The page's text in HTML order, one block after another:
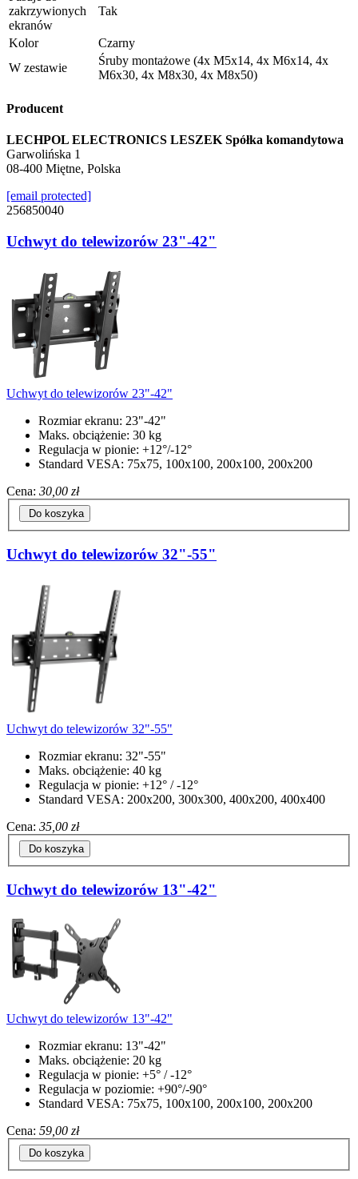
zakrzywionych
ekranów
Tak
Kolor
Czarny
W zestawie
Śruby montażowe (4x M5x14, 4x M6x14, 4x
M6x30, 4x M8x30, 4x M8x50)
Producent
LECHPOL ELECTRONICS LESZEK Spółka komandytowa
Garwolińska 1
08-400 Miętne, Polska
[email protected]
256850040
Uchwyt do telewizorów 23"-42"
Uchwyt do telewizorów 23"-42"
Rozmiar ekranu: 23"-42"
Maks. obciążenie: 30 kg
Regulacja w pionie: +12°/-12°
Standard VESA: 75x75, 100x100, 200x100, 200x200
Cena: 30,00 zł
Do koszyka
Uchwyt do telewizorów 32"-55"
Uchwyt do telewizorów 32"-55"
Rozmiar ekranu: 32"-55"
Maks. obciążenie: 40 kg
Regulacja w pionie: +12° / -12°
Standard VESA: 200x200, 300x300, 400x200, 400x400
Cena: 35,00 zł
Do koszyka
Uchwyt do telewizorów 13"-42"
Uchwyt do telewizorów 13"-42"
Rozmiar ekranu: 13"-42"
Maks. obciążenie: 20 kg
Regulacja w pionie: +5° / -12°
Regulacja w poziomie: +90°/-90°
Standard VESA: 75x75, 100x100, 200x100, 200x200
Cena: 59,00 zł
Do koszyka